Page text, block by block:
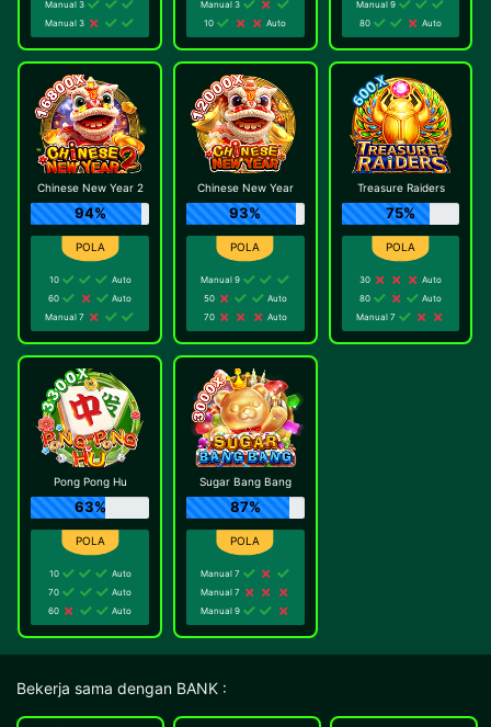
Manual 3
Manual 3
Manual 3
10
Auto
Manual 9
80
Auto
Chinese New Year 2
94%
10
Auto
60
Auto
Manual 7
Chinese New Year
93%
Manual 9
50
Auto
70
Auto
Treasure Raiders
75%
30
Auto
80
Auto
Manual 7
Pong Pong Hu
63%
10
Auto
70
Auto
60
Auto
Sugar Bang Bang
87%
Manual 7
Manual 7
Manual 9
Bekerja sama dengan BANK :